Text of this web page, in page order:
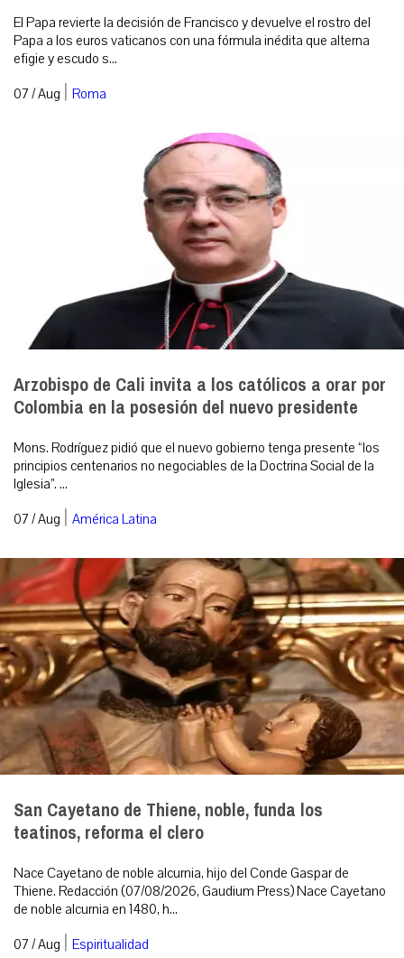
El Papa revierte la decisión de Francisco y devuelve el rostro del
Papa a los euros vaticanos con una fórmula inédita que alterna
efigie y escudo s...
07 / Aug | Roma
Arzobispo de Cali invita a los católicos a orar por
Colombia en la posesión del nuevo presidente
Mons. Rodríguez pidió que el nuevo gobierno tenga presente “los
principios centenarios no negociables de la Doctrina Social de la
Iglesia”. ...
07 / Aug | América Latina
San Cayetano de Thiene, noble, funda los
teatinos, reforma el clero
Nace Cayetano de noble alcurnia, hijo del Conde Gaspar de
Thiene. Redacción (07/08/2026, Gaudium Press) Nace Cayetano
de noble alcurnia en 1480, h...
07 / Aug | Espiritualidad